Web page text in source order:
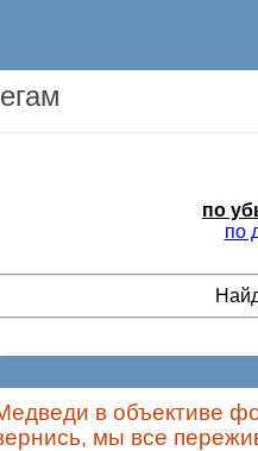
по
по
в объективе
мы все